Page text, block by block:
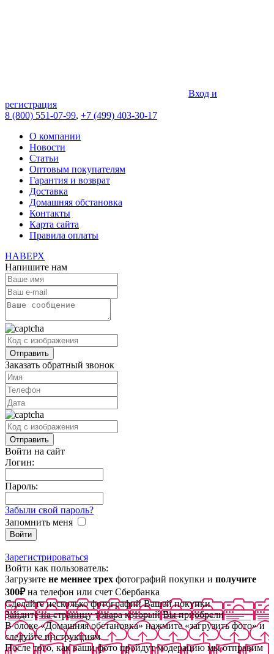
Вход и
регистрация
8 (800) 551-07-99, +7 (499) 403-30-17
О компании
Новости
Статьи
Оптовым покупателям
Гарантия и возврат
Доставка
Домашняя обстановка
Контакты
Карта сайта
Правила оплаты
НАВЕРХ
Напишите нам
Заказать обратный звонок
Войти на сайт
Логин:
Пароль:
Забыли свой пароль?
Запомнить меня
Зарегистрироваться
Войти как пользователь:
Загрузите не меннее трех фотографий покупки и получите
300₽на телефон или счет Сбербанка
Сделайте несколько фотографий Вашей покупки
Зайдите на страницу товара который Вы приобрели
В блоке «Домашняя обстановка» нажмите «загрузить фото» и
следуйте инструкциям
После того, как ваши фото пройдут модерацию мы отправим